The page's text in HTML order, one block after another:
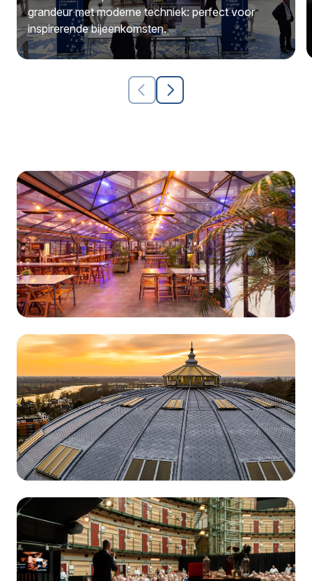
grandeur met moderne techniek: perfect voor
inspirerende bijeenkomsten.